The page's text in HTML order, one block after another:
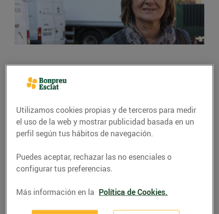
ACTUALIDAD
La solidaritat dels
ciutadans no té límits
10/noviembre/2015
Utilizamos cookies propias y de terceros para medir
el uso de la web y mostrar publicidad basada en un
perfil según tus hábitos de navegación.
Puedes aceptar, rechazar las no esenciales o
configurar tus preferencias.
Más información en la Política de Cookies.